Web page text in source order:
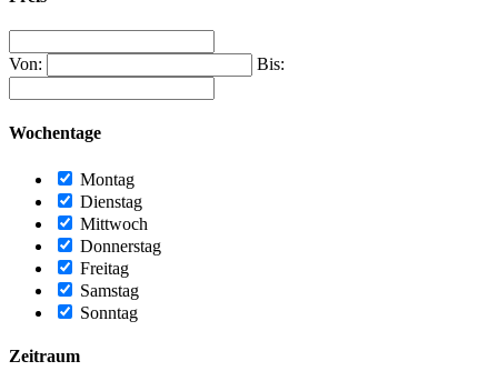
Von: Bis:
Wochentage
Montag
Dienstag
Mittwoch
Donnerstag
Freitag
Samstag
Sonntag
Zeitraum